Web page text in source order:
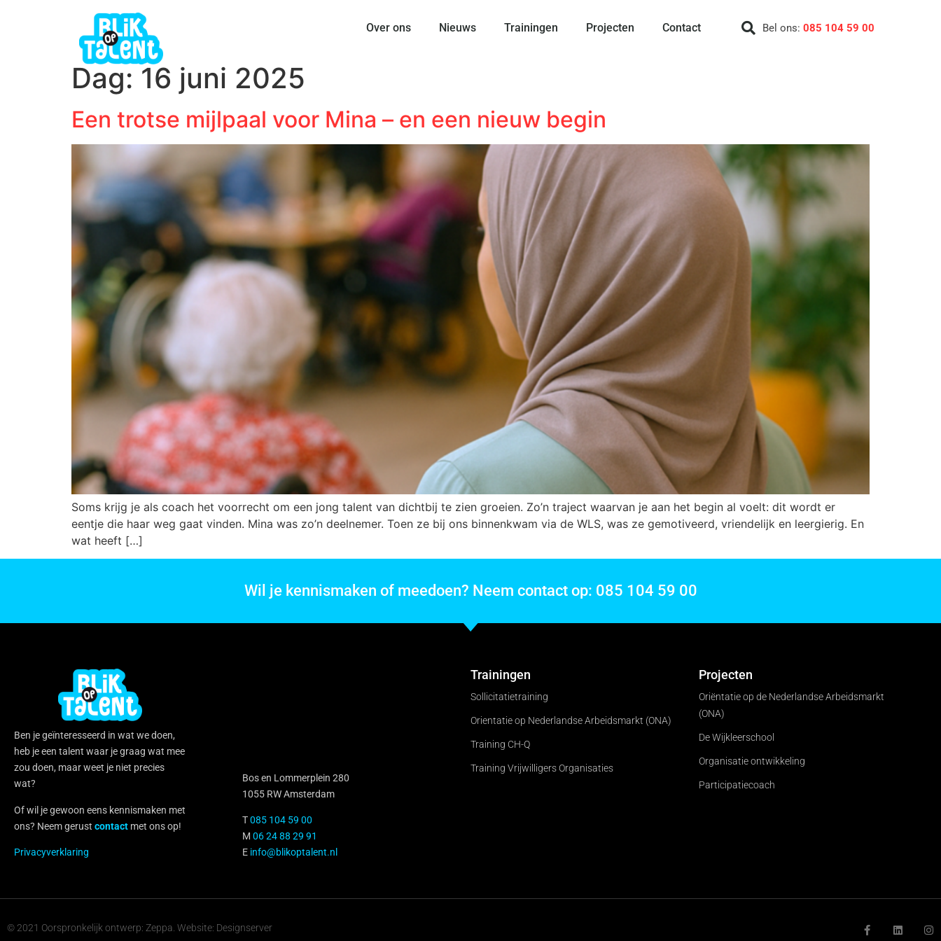
Over ons Nieuws Trainingen Projecten Contact Bel ons: 085 104 59 00
Dag: 16 juni 2025
Een trotse mijlpaal voor Mina – en een nieuw begin
Soms krijg je als coach het voorrecht om een jong talent van dichtbij te zien groeien. Zo’n traject waarvan je aan het begin al voelt: dit wordt er
eentje die haar weg gaat vinden. Mina was zo’n deelnemer. Toen ze bij ons binnenkwam via de WLS, was ze gemotiveerd, vriendelijk en leergierig. En
wat heeft […]
Wil je kennismaken of meedoen? Neem contact op: 085 104 59 00
Ben je geïnteresseerd in wat we doen,
heb je een talent waar je graag wat mee
zou doen, maar weet je niet precies
wat?
Of wil je gewoon eens kennismaken met
ons? Neem gerust contact met ons op!
Privacyverklaring
Bos en Lommerplein 280
1055 RW Amsterdam
T085 104 59 00
M 06 24 88 29 91
E info@blikoptalent.nl
Trainingen
Sollicitatietraining
Orientatie op Nederlandse Arbeidsmarkt (ONA)
Training CH-Q
Training Vrijwilligers Organisaties
Projecten
Oriëntatie op de Nederlandse Arbeidsmarkt
(ONA)
De Wijkleerschool
Organisatie ontwikkeling
Participatiecoach
© 2021 Oorspronkelijk ontwerp: Zeppa. Website: Designserver